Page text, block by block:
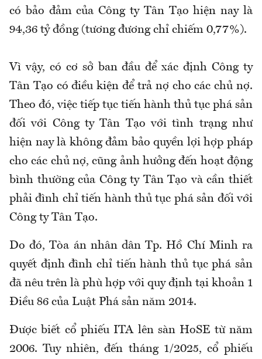
có bảo đảm của Công ty Tân Tạo hiện nay là
94,36 tỷ đồng (tương đương chỉ chiếm 0,77%).
Vì vậy, có cơ sở ban đầu để xác định Công ty
Tân Tạo có điều kiện để trả nợ cho các chủ nợ.
Theo đó, việc tiếp tục tiến hành thủ tục phá sản
đối với Công ty Tân Tạo với tình trạng như
hiện nay là không đảm bảo quyền lợi hợp pháp
cho các chủ nợ, cũng ảnh hưởng đến hoạt động
bình thường của Công ty Tân Tạo và cần thiết
phải đình chỉ tiến hành thủ tục phá sản đối với
Công ty Tân Tạo.
Do đó, Tòa án nhân dân Tp. Hồ Chí Minh ra
quyết định đình chỉ tiến hành thủ tục phá sản
đã nêu trên là phù hợp với quy định tại khoản 1
Điều 86 của Luật Phá sản năm 2014.
Được biết cổ phiếu ITA lên sàn HoSE từ năm
2006. Tuy nhiên, đến tháng 1/2025, cổ phiếu